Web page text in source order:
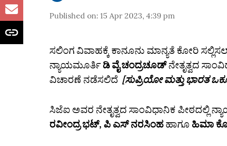
Published on: 15 Apr 2023, 4:39 pm
ಸಲಿಂಗ ವಿವಾಹಕ್ಕೆ ಕಾನೂನು ಮಾನ್ಯತೆ ಕೋರಿ
ನ್ಯಾಯಮೂರ್ತಿ ಡಿ ವೈ ಚಂದ್ರಚೂಡ್‌ನೇತೃತ್ವದ
ವಿಚಾರಣೆ ನಡೆಸಲಿದೆ [ಸುಪ್ರಿಯೋ ಮತ್ತು ಭಾರತ
ಸಿಜೆಐ ಅವರ ನೇತೃತ್ವದ ಸಾಂವಿಧಾನಿಕ ಪೀಠದಲ್ಲಿ
ರವೀಂದ್ರ ಭಟ್, ಪಿ ಎಸ್ ನರಸಿಂಹ ಹಾಗೂ ಹಿಮಾ